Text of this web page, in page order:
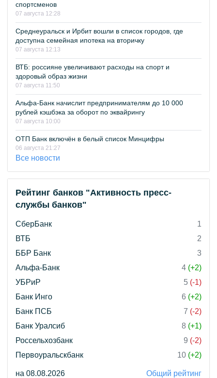
спортсменов
07 августа 12:28
Среднеуральск и Ирбит вошли в список городов, где
доступна семейная ипотека на вторичку
07 августа 12:13
ВТБ: россияне увеличивают расходы на спорт и
здоровый образ жизни
07 августа 11:50
Альфа-Банк начислит предпринимателям до 10 000
рублей кэшбэка за оборот по эквайрингу
07 августа 10:00
ОТП Банк включён в белый список Минцифры
06 августа 21:27
Все новости
Рейтинг банков "Активность пресс-
службы банков"
СберБанк
1
ВТБ
2
ББР Банк
3
Альфа-Банк
4 (+2)
УБРиР
5 (-1)
Банк Инго
6 (+2)
Банк ПСБ
7 (-2)
Банк Уралсиб
8 (+1)
Россельхозбанк
9 (-2)
Первоуральскбанк
10 (+2)
на 08.08.2026 Общий рейтинг